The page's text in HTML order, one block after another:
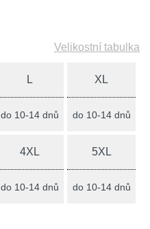
Velikostní tabulka
L
do 10-14 dnů
XL
do 10-14 dnů
4XL
do 10-14 dnů
5XL
do 10-14 dnů